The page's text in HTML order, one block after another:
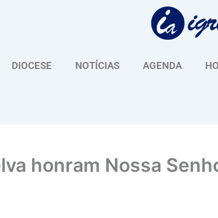
DIOCESE NOTÍCIAS AGENDA
honram Nossa